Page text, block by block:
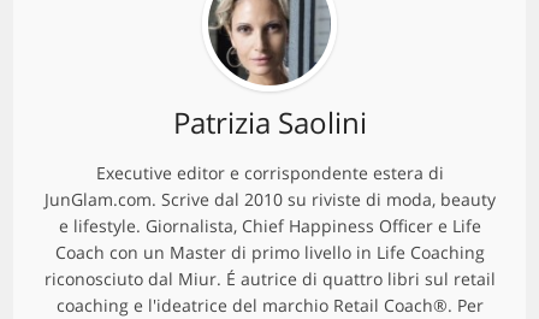
Patrizia Saolini
Executive editor e corrispondente estera di
JunGlam.com. Scrive dal 2010 su riviste di moda, beauty
e lifestyle. Giornalista, Chief Happiness Officer e Life
Coach con un Master di primo livello in Life Coaching
riconosciuto dal Miur. É autrice di quattro libri sul retail
coaching e l'ideatrice del marchio Retail Coach®. Per